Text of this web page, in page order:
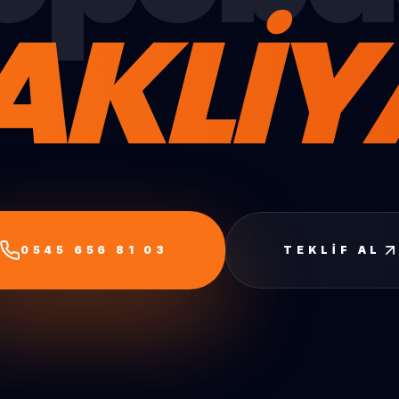
0545 656 81 03 TEKLIF AL